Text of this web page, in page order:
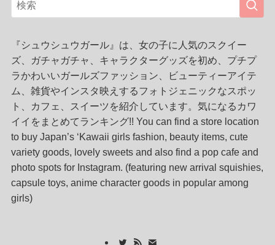
『シュウシュウガール』は、女の子に人気のスクイー
ズ、ガチャガチャ、キャラクターグッズを初め、プチプ
ラかわいいガールズファッション、ビューティーアイテ
ム、雑貨やインスタ映えするフォトジェニックなスポッ
ト、カフェ、スイーツを紹介しています。気になるカワ
イイをまとめてランキング!! You can find a store location
to buy Japan’s ‘Kawaii girls fashion, beauty items, cute
variety goods, lovely sweets and also find a pop cafe and
photo spots for Instagram. (featuring new arrival squishies,
capsule toys, anime character goods in popular among
girls)